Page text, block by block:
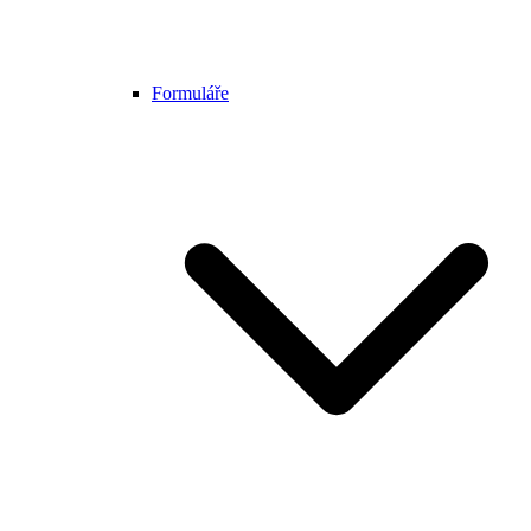
Formuláře